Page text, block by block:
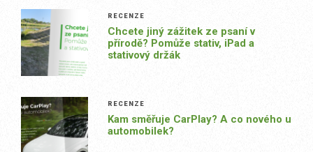
RECENZE
Chcete jiný zážitek ze psaní v
přírodě? Pomůže stativ, iPad a
stativový držák
RECENZE
Kam směřuje CarPlay? A co nového u
automobilek?